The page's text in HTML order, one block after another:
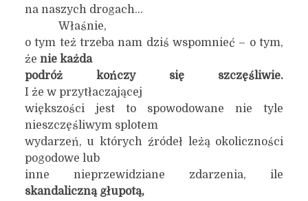
na naszych drogach…
Właśnie,
o tym też trzeba nam dziś wspomnieć – o tym,
że nie każda
podróż kończy się szczęśliwie.
I że w przytłaczającej
większości jest to spowodowane nie tyle
nieszczęśliwym splotem
wydarzeń, u których źródeł leżą okoliczności
pogodowe lub
inne nieprzewidziane zdarzenia, ile
skandaliczną głupotą,